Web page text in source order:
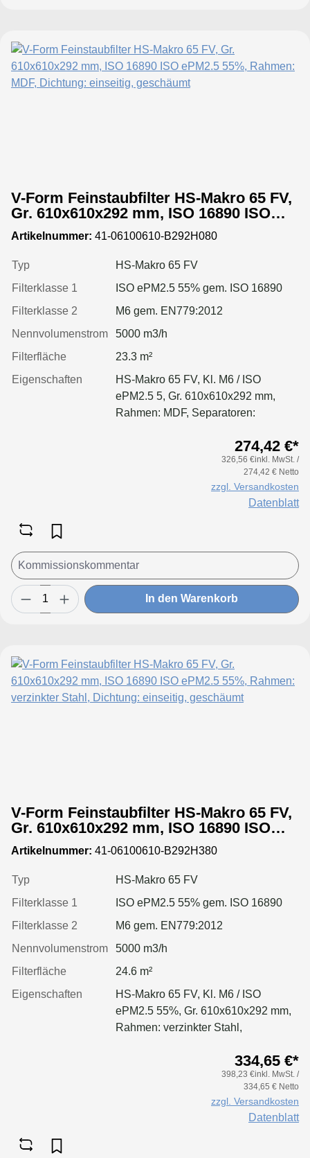
V-Form Feinstaubfilter HS-Makro 65 FV,
Gr. 610x610x292 mm, ISO 16890 ISO
ePM2.5 55%, Rahmen: MDF, Dichtung:
einseitig, geschäumt
Artikelnummer: 41-06100610-B292H080
Typ
HS-Makro 65 FV
Filterklasse 1
ISO ePM2.5 55% gem. ISO 16890
Filterklasse 2
M6 gem. EN779:2012
Nennvolumenstrom
5000 m3/h
Filterfläche
23.3 m²
Eigenschaften
HS-Makro 65 FV, Kl. M6 / ISO
ePM2.5 5, Gr. 610x610x292 mm,
Rahmen: MDF, Separatoren:
274,42 €*
326,56 €inkl. MwSt. /
274,42 € Netto
zzgl. Versandkosten
Datenblatt
In den Warenkorb
V-Form Feinstaubfilter HS-Makro 65 FV,
Gr. 610x610x292 mm, ISO 16890 ISO
ePM2.5 55%, Rahmen: verzinkter Stahl,
Dichtung: einseitig, geschäumt
Artikelnummer: 41-06100610-B292H380
Typ
HS-Makro 65 FV
Filterklasse 1
ISO ePM2.5 55% gem. ISO 16890
Filterklasse 2
M6 gem. EN779:2012
Nennvolumenstrom
5000 m3/h
Filterfläche
24.6 m²
Eigenschaften
HS-Makro 65 FV, Kl. M6 / ISO
ePM2.5 55%, Gr. 610x610x292 mm,
Rahmen: verzinkter Stahl,
334,65 €*
398,23 €inkl. MwSt. /
334,65 € Netto
zzgl. Versandkosten
Datenblatt